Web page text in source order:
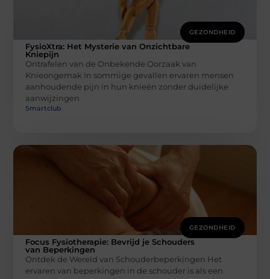
GEZONDHEID
FysioXtra: Het Mysterie van Onzichtbare
Kniepijn
Ontrafelen van de Onbekende Oorzaak van
Knieongemak In sommige gevallen ervaren mensen
aanhoudende pijn in hun knieën zonder duidelijke
aanwijzingen
Smartclub
GEZONDHEID
Focus Fysiotherapie: Bevrijd je Schouders
van Beperkingen
Ontdek de Wereld van Schouderbeperkingen Het
ervaren van beperkingen in de schouder is als een